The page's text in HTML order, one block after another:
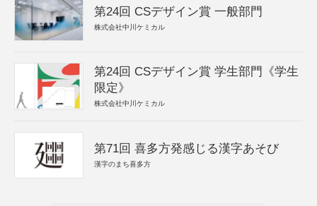
第24回 CSデザイン賞 一般部門
株式会社中川ケミカル
第24回 CSデザイン賞 学生部門《学生
限定》
株式会社中川ケミカル
第71回 喜多方発感じる漢字あそび
漢字のまち喜多方